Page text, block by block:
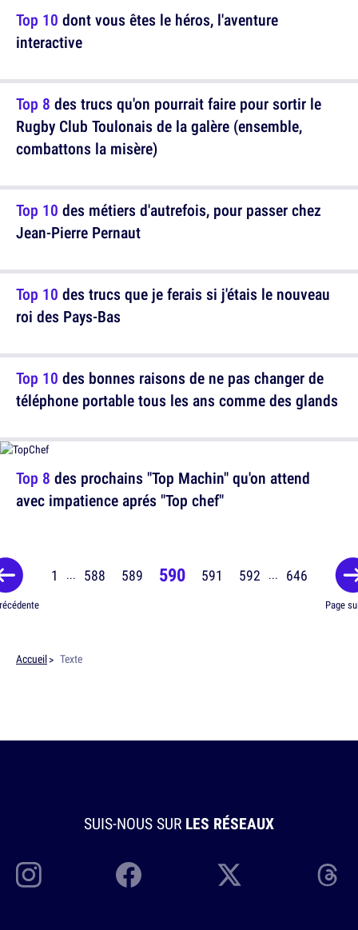
Top 10 dont vous êtes le héros, l'aventure
interactive
Top 10 des métiers d'autrefois, pour passer chez
Jean-Pierre Pernaut
Top 10 des bonnes raisons de ne pas changer de
téléphone portable tous les ans comme des glands
Top 8 des trucs qu'on pourrait faire pour sortir le
Rugby Club Toulonais de la galère (ensemble,
combattons la misère)
Top 10 des trucs que je ferais si j'étais le nouveau
roi des Pays-Bas
Top 8 des prochains "Top Machin" qu'on attend
avec impatience aprés "Top chef"
1 ... 588 589 590 591 592 ... 646
Page
Accueil Texte
SUIS-NOUS SUR LES RÉSEAUX